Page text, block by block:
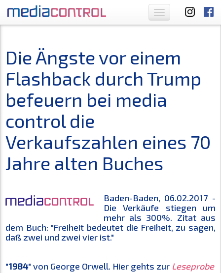
Toggle
navigation
Die Ängste vor einem
Flashback durch Trump
befeuern bei media
control die
Verkaufszahlen eines 70
Jahre alten Buches
Baden-Baden, 06.02.2017 -
Die Verkäufe stiegen um
mehr als 300%. Zitat aus
dem Buch: "Freiheit bedeutet die Freiheit, zu sagen,
daß zwei und zwei vier ist."
"1984" von George Orwell. Hier gehts zur Leseprobe